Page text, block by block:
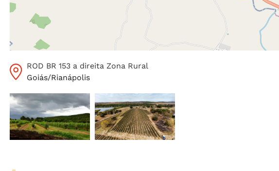
ROD BR 153 a direita Zona Rural
Goiás/Rianápolis